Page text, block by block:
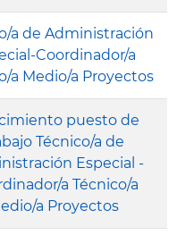
a de Administración
Coordinador/a
a Medio/a Proyectos
puesto de
Técnico/a de
Especial -
a Técnico/a
a Proyectos